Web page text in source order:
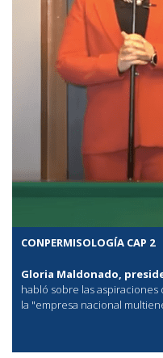
CONPERMISOLOGÍA CAP 2
Gloria Maldonado,
habló sobre las
la "empresa nacional